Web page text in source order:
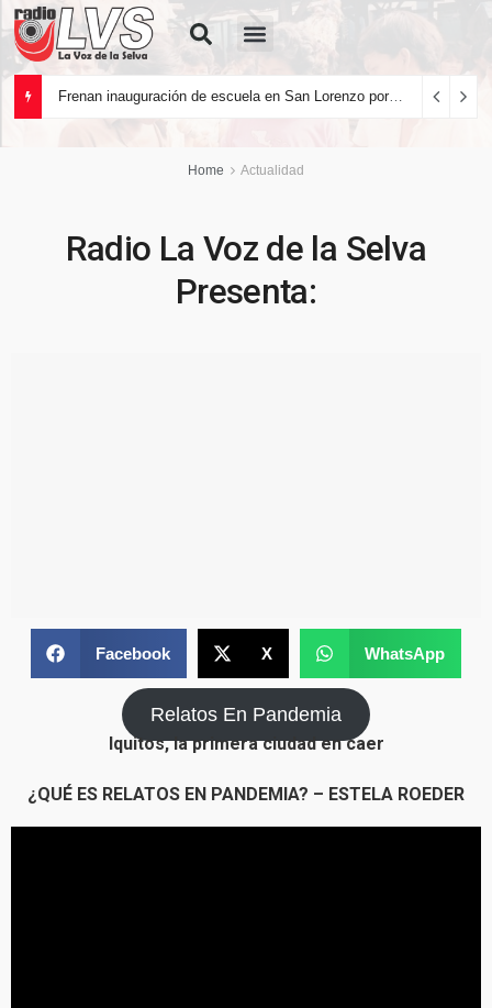
Home Actualidad
Radio La Voz de la Selva
Presenta:
Facebook X WhatsApp
Relatos En Pandemia
Iquitos, la primera ciudad en caer
¿QUÉ ES RELATOS EN PANDEMIA? – ESTELA ROEDER